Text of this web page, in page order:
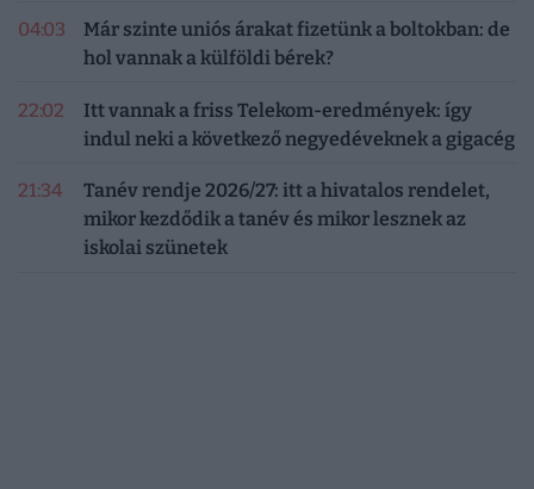
04:03
Már szinte uniós árakat fizetünk a boltokban: de
hol vannak a külföldi bérek?
22:02
Itt vannak a friss Telekom-eredmények: így
indul neki a következő negyedéveknek a gigacég
21:34
Tanév rendje 2026/27: itt a hivatalos rendelet,
mikor kezdődik a tanév és mikor lesznek az
iskolai szünetek